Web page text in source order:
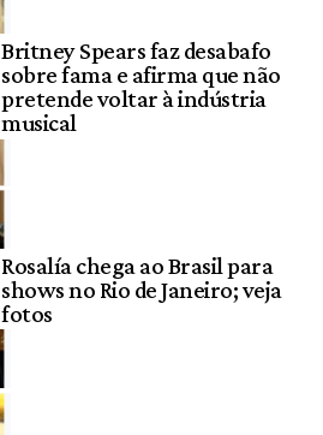
Britney Spears faz desabafo
sobre fama e afirma que não
pretende voltar à indústria
musical
Rosalía chega ao Brasil para
shows no Rio de Janeiro; veja
fotos